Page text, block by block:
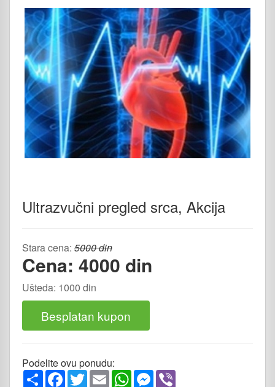
Ultrazvučni pregled srca, Akcija
Stara cena: 5000 din
Cena: 4000 din
Ušteda: 1000 din
Besplatan kupon
Podelite ovu ponudu:
ShareFacebook
TwitterEmailWhatsAppMessenger